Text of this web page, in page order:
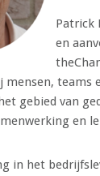
Patrick
en
mensen, teams
gebied van
en
in het